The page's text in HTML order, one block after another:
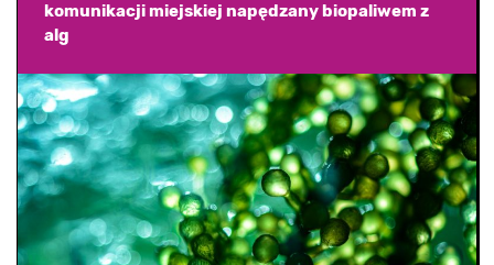
komunikacji miejskiej napędzany biopaliwem z
alg